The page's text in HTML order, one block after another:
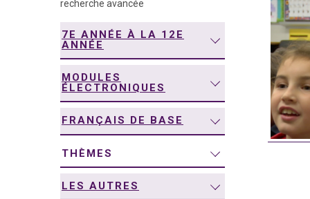
recherche avancée
7E ANNÉE À LA 12E
ANNÉE
MODULES
ÉLECTRONIQUES
FRANÇAIS DE BASE
THÈMES
LES AUTRES